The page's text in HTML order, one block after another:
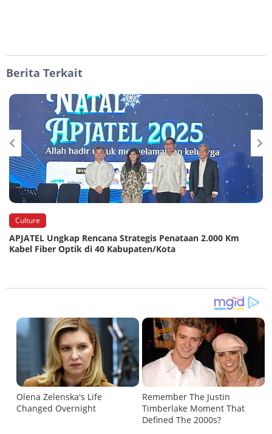
Berita Terkait
Culture
APJATEL Ungkap Rencana Strategis Penataan 2.000 Km
Kabel Fiber Optik di 40 Kabupaten/Kota